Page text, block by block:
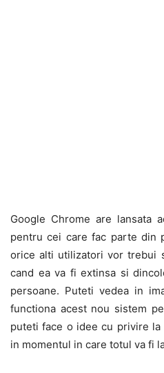
Google Chrome are lansata
pentru cei care fac parte din
orice alti utilizatori vor trebui
cand ea va fi extinsa si
persoane. Puteti vedea in
functiona acest nou sistem
puteti face o idee cu privire
in momentul in care totul va fi